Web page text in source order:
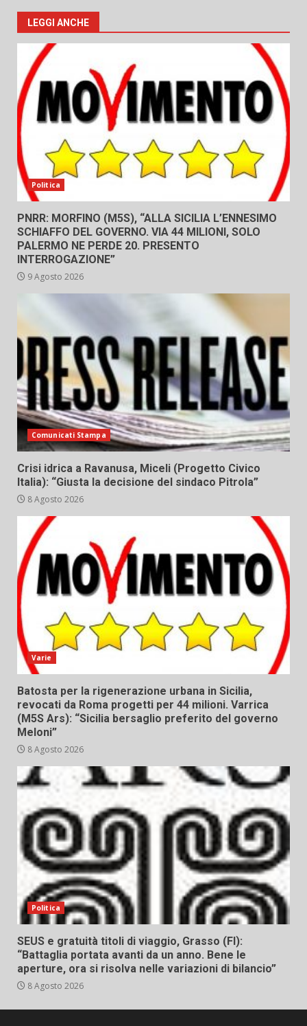
LEGGI ANCHE
Politica
PNRR: MORFINO (M5S), “ALLA SICILIA L’ENNESIMO
SCHIAFFO DEL GOVERNO. VIA 44 MILIONI, SOLO
PALERMO NE PERDE 20. PRESENTO
INTERROGAZIONE”
9 Agosto 2026
Comunicati Stampa
Crisi idrica a Ravanusa, Miceli (Progetto Civico
Italia): “Giusta la decisione del sindaco Pitrola”
8 Agosto 2026
Varie
Batosta per la rigenerazione urbana in Sicilia,
revocati da Roma progetti per 44 milioni. Varrica
(M5S Ars): “Sicilia bersaglio preferito del governo
Meloni”
8 Agosto 2026
Politica
SEUS e gratuità titoli di viaggio, Grasso (FI):
“Battaglia portata avanti da un anno. Bene le
aperture, ora si risolva nelle variazioni di bilancio”
8 Agosto 2026